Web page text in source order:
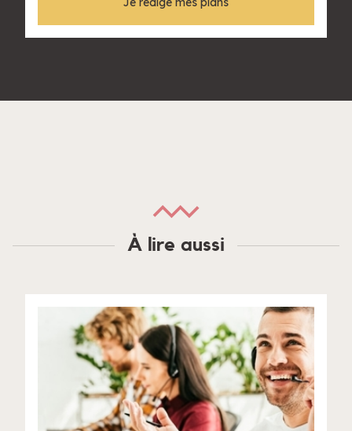
À lire aussi